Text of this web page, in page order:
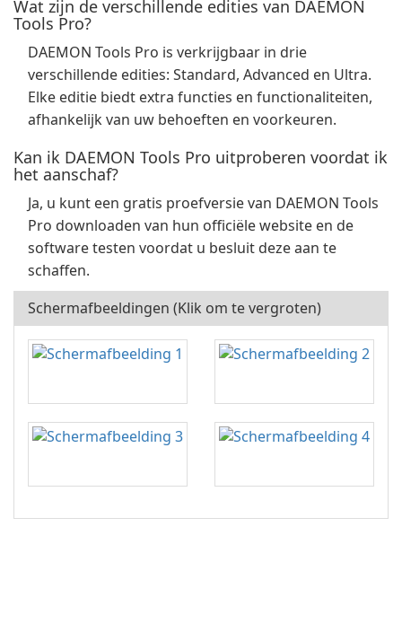
Wat zijn de verschillende edities van DAEMON
Tools Pro?
DAEMON Tools Pro is verkrijgbaar in drie
verschillende edities: Standard, Advanced en Ultra.
Elke editie biedt extra functies en functionaliteiten,
afhankelijk van uw behoeften en voorkeuren.
Kan ik DAEMON Tools Pro uitproberen voordat ik
het aanschaf?
Ja, u kunt een gratis proefversie van DAEMON Tools
Pro downloaden van hun officiële website en de
software testen voordat u besluit deze aan te
schaffen.
Schermafbeeldingen (Klik om te vergroten)